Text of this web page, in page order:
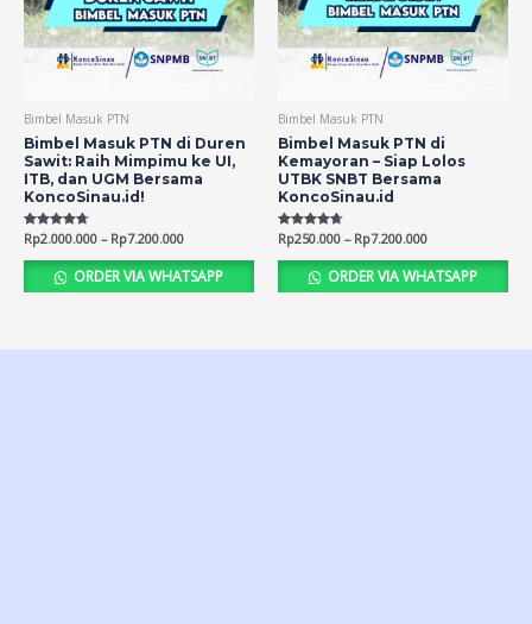
Bimbel Masuk PTN
Bimbel Masuk PTN di Duren
Sawit: Raih Mimpimu ke UI,
ITB, dan UGM Bersama
KoncoSinau.id!
Rated
4.66
out of 5
Rp2.000.000 – Rp7.200.000
ORDER VIA WHATSAPP
Bimbel Masuk PTN
Bimbel Masuk PTN di
Kemayoran – Siap Lolos
UTBK SNBT Bersama
KoncoSinau.id
Rated
4.69
out of 5
Rp250.000 – Rp7.200.000
ORDER VIA WHATSAPP